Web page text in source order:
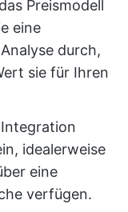
Preismodell
eine
durch,
sie für Ihren
idealerweise
eine
verfügen.